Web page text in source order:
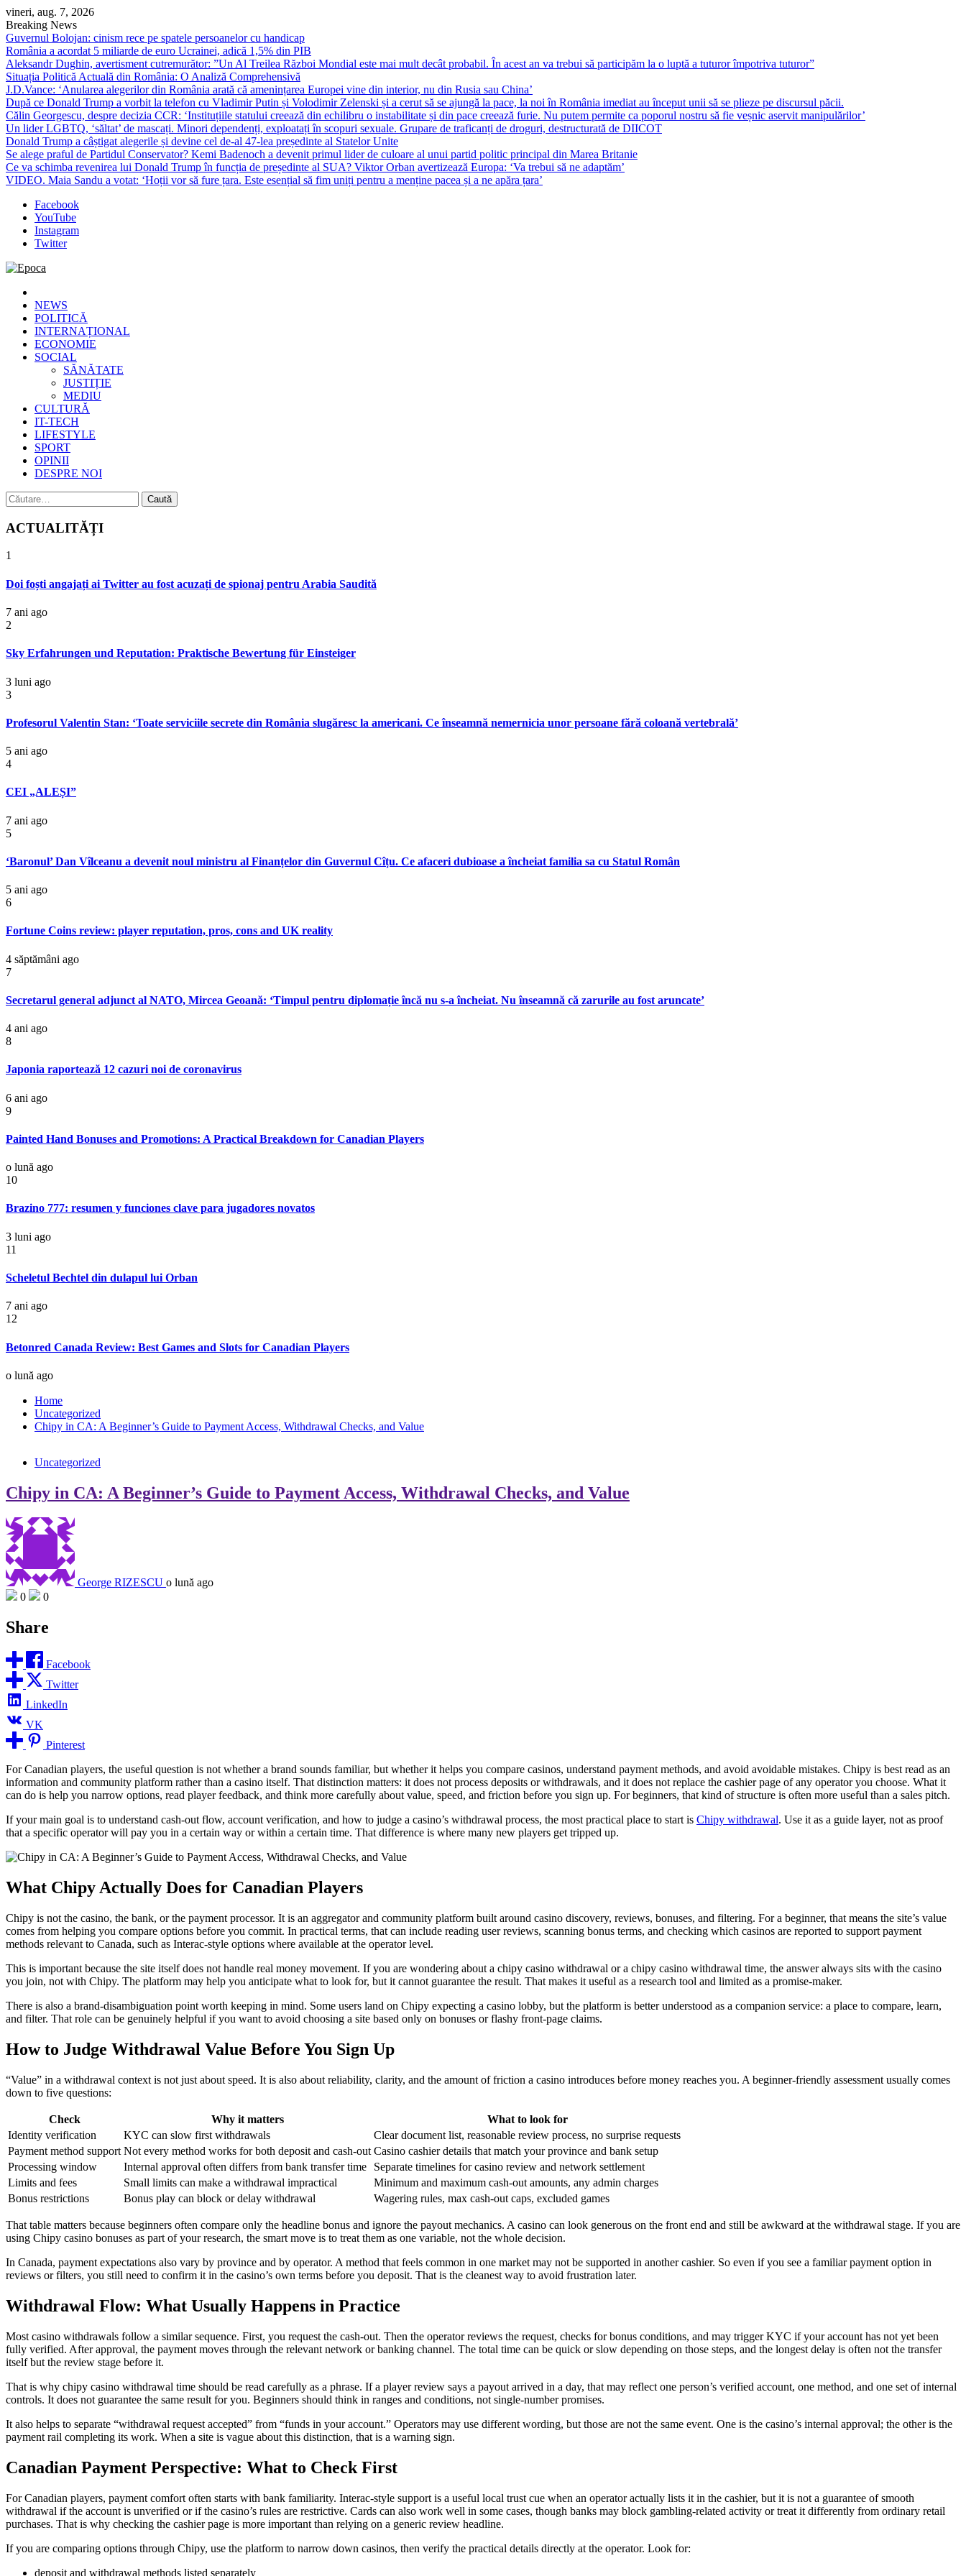
Skip
to
content
vineri, aug. 7, 2026
Breaking News
Guvernul Bolojan: cinism rece pe spatele persoanelor cu handicap
România a acordat 5 miliarde de euro Ucrainei, adică 1,5% din PIB
Aleksandr Dughin, avertisment cutremurător: ”Un Al Treilea Război Mondial este mai mult decât probabil. În acest an va trebui să participăm la o luptă a tuturor împotriva tuturor”
Situația Politică Actuală din România: O Analiză Comprehensivă
J.D.Vance: ‘Anularea alegerilor din România arată că amenințarea Europei vine din interior, nu din Rusia sau China’
După ce Donald Trump a vorbit la telefon cu Vladimir Putin și Volodimir Zelenski și a cerut să se ajungă la pace, la noi în România imediat au început unii să se plieze pe discursul păcii.
Călin Georgescu, despre decizia CCR: ‘Instituțiile statului creează din echilibru o instabilitate și din pace creează furie. Nu putem permite ca poporul nostru să fie veșnic aservit manipulărilor’
Un lider LGBTQ, ‘săltat’ de mascați. Minori dependenți, exploatați în scopuri sexuale. Grupare de traficanți de droguri, destructurată de DIICOT
Donald Trump a câștigat alegerile și devine cel de-al 47-lea președinte al Statelor Unite
Se alege praful de Partidul Conservator? Kemi Badenoch a devenit primul lider de culoare al unui partid politic principal din Marea Britanie
Ce va schimba revenirea lui Donald Trump în funcția de președinte al SUA? Viktor Orban avertizează Europa: ‘Va trebui să ne adaptăm’
VIDEO. Maia Sandu a votat: ‘Hoții vor să fure țara. Este esențial să fim uniți pentru a menține pacea și a ne apăra țara’
Facebook
YouTube
Instagram
Twitter
Epoca
Cele mai noi știri online din România
NEWS
POLITICĂ
INTERNAȚIONAL
ECONOMIE
SOCIAL
SĂNĂTATE
JUSTIȚIE
MEDIU
CULTURĂ
IT-TECH
LIFESTYLE
SPORT
OPINII
DESPRE NOI
Caută
după:
ACTUALITĂȚI
1
Doi foști angajați ai Twitter au fost acuzați de spionaj pentru Arabia Saudită
7 ani ago
2
Sky Erfahrungen und Reputation: Praktische Bewertung für Einsteiger
3 luni ago
3
Profesorul Valentin Stan: ‘Toate serviciile secrete din România slugăresc la americani. Ce înseamnă nemernicia unor persoane fără coloană vertebrală’
5 ani ago
4
CEI „ALEȘI”
7 ani ago
5
‘Baronul’ Dan Vîlceanu a devenit noul ministru al Finanțelor din Guvernul Cîțu. Ce afaceri dubioase a încheiat familia sa cu Statul Român
5 ani ago
6
Fortune Coins review: player reputation, pros, cons and UK reality
4 săptămâni ago
7
Secretarul general adjunct al NATO, Mircea Geoană: ‘Timpul pentru diplomație încă nu s-a încheiat. Nu înseamnă că zarurile au fost aruncate’
4 ani ago
8
Japonia raportează 12 cazuri noi de coronavirus
6 ani ago
9
Painted Hand Bonuses and Promotions: A Practical Breakdown for Canadian Players
o lună ago
10
Brazino 777: resumen y funciones clave para jugadores novatos
3 luni ago
11
Scheletul Bechtel din dulapul lui Orban
7 ani ago
12
Betonred Canada Review: Best Games and Slots for Canadian Players
o lună ago
Home
Uncategorized
Chipy in CA: A Beginner’s Guide to Payment Access, Withdrawal Checks, and Value
Uncategorized
Chipy in CA: A Beginner’s Guide to Payment Access, Withdrawal Checks, and Value
George RIZESCU o lună ago
0
0
Share
Facebook
Twitter
LinkedIn
VK
Pinterest
For Canadian players, the useful question is not whether a brand sounds familiar, but whether it helps you compare casinos, understand payment methods, and avoid avoidable mistakes. Chipy is best read as an
information and community platform rather than a casino itself. That distinction matters: it does not process deposits or withdrawals, and it does not replace the cashier page of any operator you choose. What it
can do is help you narrow options, read player feedback, and think more carefully about value, speed, and friction before you sign up. For beginners, that kind of structure is often more useful than a sales pitch.
If your main goal is to understand cash-out flow, account verification, and how to judge a casino’s withdrawal process, the most practical place to start is Chipy withdrawal. Use it as a guide layer, not as proof
that a specific operator will pay you in a certain way or within a certain time. That difference is where many new players get tripped up.
What Chipy Actually Does for Canadian Players
Chipy is not the casino, the bank, or the payment processor. It is an aggregator and community platform built around casino discovery, reviews, bonuses, and filtering. For a beginner, that means the site’s value
comes from helping you compare options before you commit. In practical terms, that can include reading user reviews, scanning bonus terms, and checking which casinos are reported to support payment
methods relevant to Canada, such as Interac-style options where available at the operator level.
This is important because the site itself does not handle real money movement. If you are wondering about a chipy casino withdrawal or a chipy casino withdrawal time, the answer always sits with the casino
you join, not with Chipy. The platform may help you anticipate what to look for, but it cannot guarantee the result. That makes it useful as a research tool and limited as a promise-maker.
There is also a brand-disambiguation point worth keeping in mind. Some users land on Chipy expecting a casino lobby, but the platform is better understood as a companion service: a place to compare, learn,
and filter. That role can be genuinely helpful if you want to avoid choosing a site based only on bonuses or flashy front-page claims.
How to Judge Withdrawal Value Before You Sign Up
“Value” in a withdrawal context is not just about speed. It is also about reliability, clarity, and the amount of friction a casino introduces before money reaches you. A beginner-friendly assessment usually comes
down to five questions:
Check Why it matters
What to look for
Identity verification
KYC can slow first withdrawals
Clear document list, reasonable review process, no surprise requests
Payment method support Not every method works for both deposit and cash-out Casino cashier details that match your province and bank setup
Processing window
Internal approval often differs from bank transfer time
Separate timelines for casino review and network settlement
Limits and fees
Small limits can make a withdrawal impractical
Minimum and maximum cash-out amounts, any admin charges
Bonus restrictions
Bonus play can block or delay withdrawal Wagering rules, max cash-out caps, excluded games
That table matters because beginners often compare only the headline bonus and ignore the payout mechanics. A casino can look generous on the front end and still be awkward at the withdrawal stage. If you are
using Chipy casino bonuses as part of your research, the smart move is to treat them as one variable, not the whole decision.
In Canada, payment expectations also vary by province and by operator. A method that feels common in one market may not be supported in another cashier. So even if you see a familiar payment option in
reviews or filters, you still need to confirm it in the casino’s own terms before you deposit. That is the cleanest way to avoid frustration later.
Withdrawal Flow: What Usually Happens in Practice
Most casino withdrawals follow a similar sequence. First, you request the cash-out. Then the operator reviews the request, checks for bonus conditions, and may trigger KYC if your account has not yet been
fully verified. After approval, the payment moves through the relevant network or banking channel. The total time can be quick or slow depending on those steps, and the longest delay is often not the transfer
itself but the review stage before it.
That is why chipy casino withdrawal time should be read carefully as a phrase. If a player review says a payout arrived in a day, that may reflect one person’s verified account, one method, and one set of internal
controls. It does not guarantee the same result for you. Beginners should think in ranges and conditions, not single-number promises.
It also helps to separate “withdrawal request accepted” from “funds in your account.” Operators may use different wording, but those are not the same event. One is the casino’s internal approval; the other is the
payment rail completing its work. When a site is vague about this distinction, that is a warning sign.
Canadian Payment Perspective: What to Check First
For Canadian players, payment comfort often starts with bank familiarity. Interac-style support is a useful local trust cue when an operator actually lists it in the cashier, but it is not a guarantee of smooth
withdrawal if the account is unverified or if the casino’s rules are restrictive. Cards can also work well in some cases, though banks may block gambling-related activity or treat it differently from ordinary retail
purchases. That is why checking the cashier page is more important than relying on a generic review headline.
If you are comparing options through Chipy, use the platform to narrow down casinos, then verify the practical details directly at the operator. Look for:
deposit and withdrawal methods listed separately